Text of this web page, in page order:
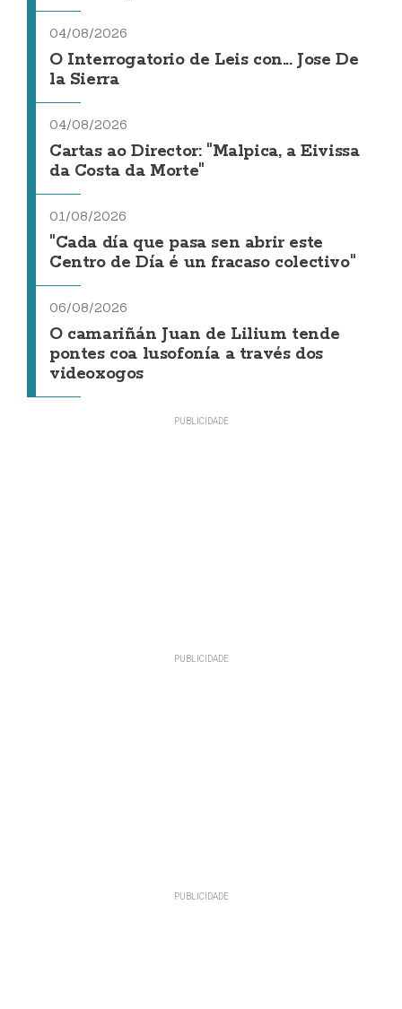
04/08/2026
O Interrogatorio de Leis con... Jose De
la Sierra
04/08/2026
Cartas ao Director: "Malpica, a Eivissa
da Costa da Morte"
01/08/2026
"Cada día que pasa sen abrir este
Centro de Día é un fracaso colectivo"
06/08/2026
O camariñán Juan de Lilium tende
pontes coa lusofonía a través dos
videoxogos